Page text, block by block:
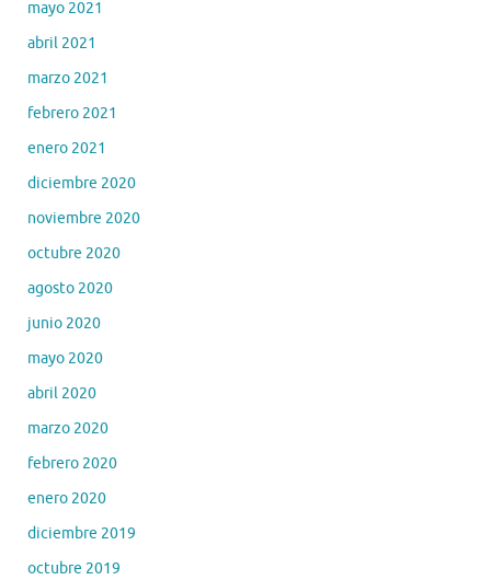
mayo 2021
abril 2021
marzo 2021
febrero 2021
enero 2021
diciembre 2020
noviembre 2020
octubre 2020
agosto 2020
junio 2020
mayo 2020
abril 2020
marzo 2020
febrero 2020
enero 2020
diciembre 2019
octubre 2019